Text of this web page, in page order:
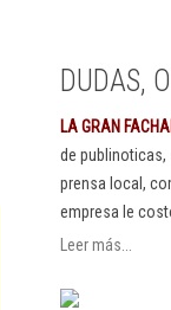
DUDAS,
LA GRAN
de publinoticas,
prensa local,
empresa le
Leer más...